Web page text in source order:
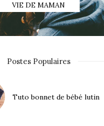
VIE DE MAMAN
Postes Populaires
Tuto bonnet de bébé lutin